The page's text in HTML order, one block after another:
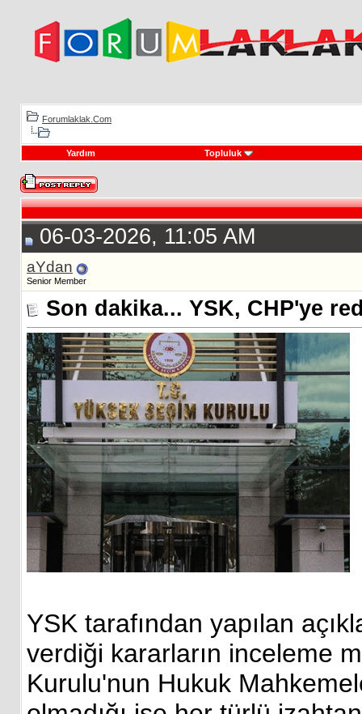
Forumlaklak.Com
Yardım Topluluk
06-03-2026, 11:05 AM
aYdan
Senior Member
Son dakika... YSK, CHP'ye
YSK tarafından yapılan
verdiği kararların inceleme
Kurulu'nun Hukuk